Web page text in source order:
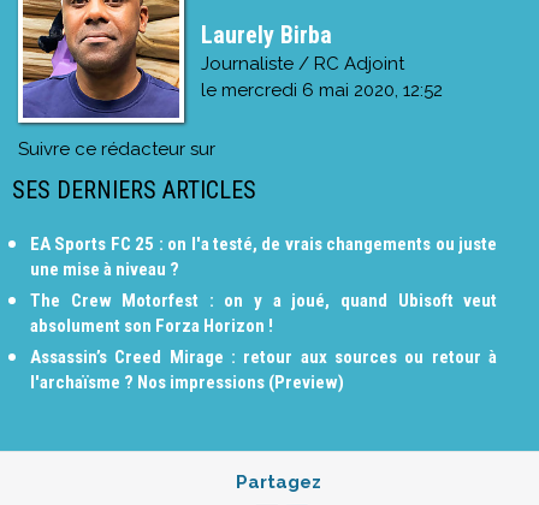
Laurely Birba
Journaliste / RC Adjoint
le mercredi 6 mai 2020, 12:52
Suivre ce rédacteur sur
SES DERNIERS ARTICLES
EA Sports FC 25 : on l'a testé, de vrais changements ou juste
une mise à niveau ?
The Crew Motorfest : on y a joué, quand Ubisoft veut
absolument son Forza Horizon !
Assassin’s Creed Mirage : retour aux sources ou retour à
l'archaïsme ? Nos impressions (Preview)
Partagez